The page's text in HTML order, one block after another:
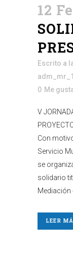
12
Escrito a
0 Me
V
Con
Servicio
se
solidario
Mediación
LEER